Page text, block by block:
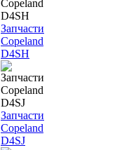
Запчасти
Copeland
D4SH
Запчасти
Copeland
D4SJ